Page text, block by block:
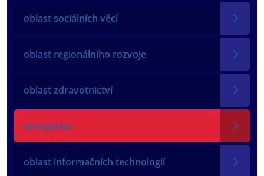
oblast sociálních věcí
oblast regionálního rozvoje
oblast zdravotnictví
energetika
oblast informačních technologií